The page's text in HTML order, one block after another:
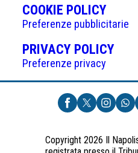
COOKIE POLICY(APRE
IN
UNA
NUOVA
Preferenze pubblicitarie
PRIVACY POLICY
UNA
Preferenze privacy
Copyright 2026 Il